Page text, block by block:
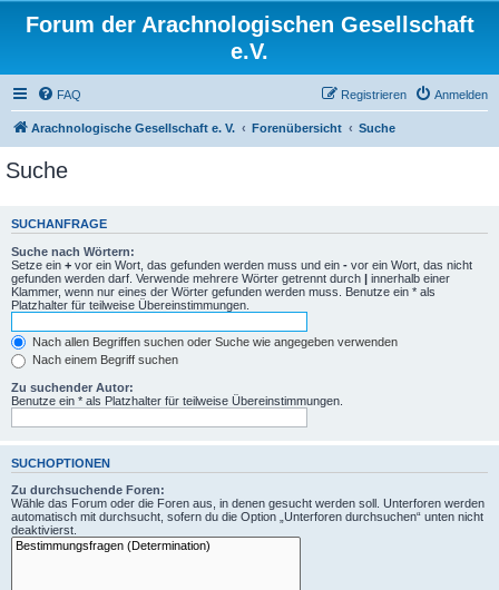
Forum der Arachnologischen Gesellschaft
e.V.
FAQ Anmelden
Registrieren
Arachnologische Gesellschaft e. V. Forenübersicht Suche
Suche
SUCHANFRAGE
Suche nach Wörtern:
Setze ein + vor ein Wort, das gefunden werden muss und ein - vor ein Wort, das nicht
gefunden werden darf. Verwende mehrere Wörter getrennt durch | innerhalb einer
Klammer, wenn nur eines der Wörter gefunden werden muss. Benutze ein * als
Platzhalter für teilweise Übereinstimmungen.
Nach allen Begriffen suchen oder Suche wie angegeben verwenden
Nach einem Begriff suchen
Zu suchender Autor:
Benutze ein * als Platzhalter für teilweise Übereinstimmungen.
SUCHOPTIONEN
Zu durchsuchende Foren:
Wähle das Forum oder die Foren aus, in denen gesucht werden soll. Unterforen werden
automatisch mit durchsucht, sofern du die Option „Unterforen durchsuchen“ unten nicht
deaktivierst.